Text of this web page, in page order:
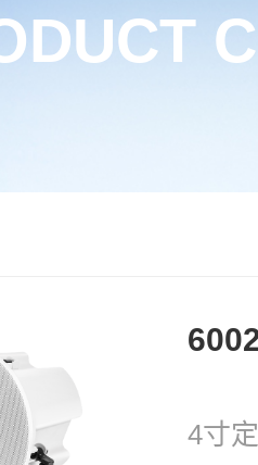
4寸